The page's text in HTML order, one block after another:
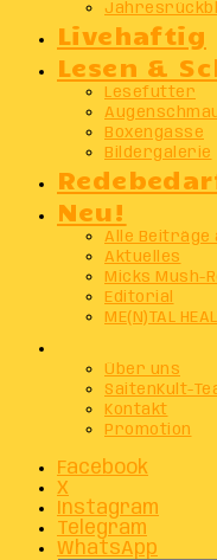
Livehaftig
Lesen &
Lesefutter
Boxengasse
Bildergalerie
Neu!
Alle Beiträge
Aktuelles
Micks Mush-
Editorial
ME(N)TAL
Über uns
SaitenKult-
Kontakt
Promotion
Facebook
X
Instagram
Telegram
WhatsApp